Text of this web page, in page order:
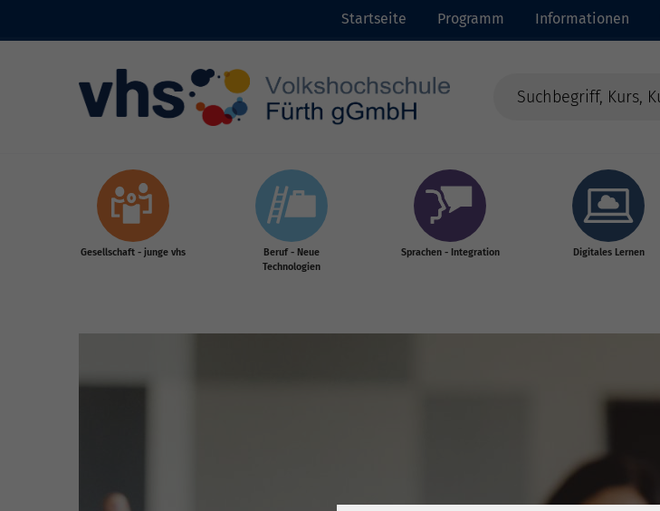
Startseite Programm Informationen
Gesellschaft - junge vhs
Beruf - Neue
Technologien
Sprachen - Integration Digitales Lernen